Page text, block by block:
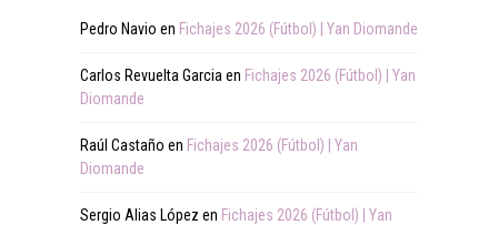
Pedro Navio en Fichajes 2026 (Fútbol) | Yan Diomande
Carlos Revuelta Garcia en Fichajes 2026 (Fútbol) | Yan
Diomande
Raúl Castaño en Fichajes 2026 (Fútbol) | Yan
Diomande
Sergio Alias López en Fichajes 2026 (Fútbol) | Yan